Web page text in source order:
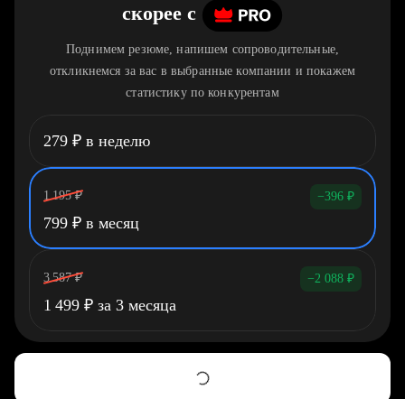
скорее c
Поднимем резюме, напишем сопроводительные,
откликнемся за вас в выбранные компании и покажем
статистику по конкурентам
279 ₽ в неделю
1 195 ₽ −396 ₽
799 ₽ в месяц
3 587 ₽ −2 088 ₽
1 499 ₽ за 3 месяца